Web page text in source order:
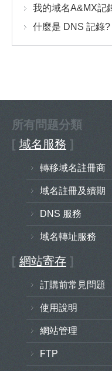
我的域名A&MX記
什麼是 DNS 記錄?
所有問题分類
[ 域名服務 ]
轉移域名註冊商
域名註冊及續期
DNS 服務
域名轉址服務
[ 網站寄存 ]
訂購前常見問題
使用說明
網站管理
FTP